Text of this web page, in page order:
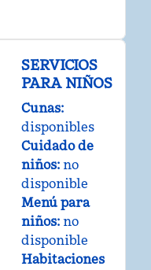
SERVICIOS
PARA NIÑOS
Cunas:
disponibles
Cuidado de
niños: no
disponible
Menú para
niños: no
disponible
Habitaciones